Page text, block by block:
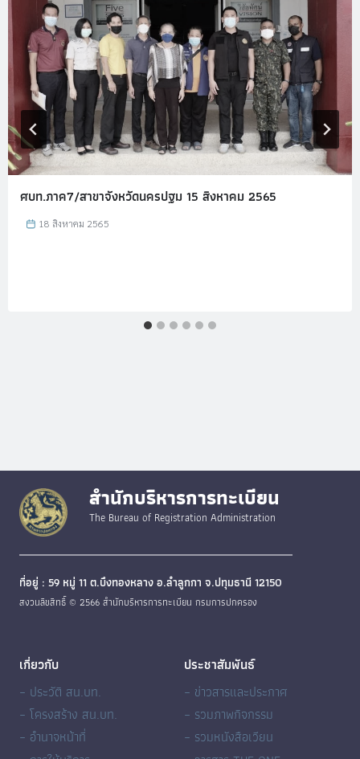
ศบท.ภาค7/สาขาจังหวัดนครปฐม 15 สิงหาคม 2565
18 สิงหาคม 2565
สำนักบริหารการทะเบียน
The Bureau of Registration Administration
ที่อยู่ : 59 หมู่ 11 ต.บึงทองหลาง อ.ลำลูกกา จ.ปทุมธานี 12150
สงวนลิขสิทธิ์ © 2566 สำนักบริหารการทะเบียน กรมการปกครอง
เกี่ยวกับ
– ประวัติ สน.บท.
– โครงสร้าง สน.บท.
– อำนาจหน้าที่
ประชาสัมพันธ์
– ข่าวสารและประกาศ
– รวมภาพกิจกรรม
– รวมหนังสือเวียน